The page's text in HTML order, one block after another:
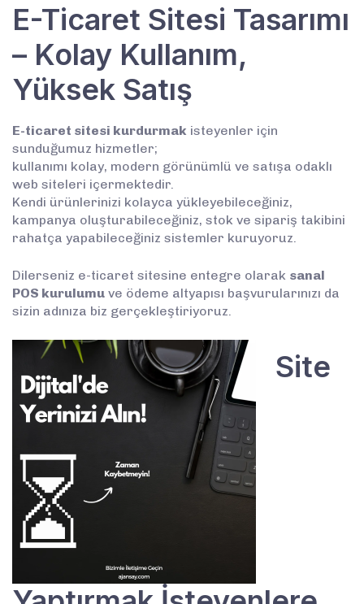
E-Ticaret Sitesi Tasarımı
– Kolay Kullanım,
Yüksek Satış
E-ticaret sitesi kurdurmak isteyenler için
sunduğumuz hizmetler;
kullanımı kolay, modern görünümlü ve satışa odaklı
web siteleri içermektedir.
Kendi ürünlerinizi kolayca yükleyebileceğiniz,
kampanya oluşturabileceğiniz, stok ve sipariş takibini
rahatça yapabileceğiniz sistemler kuruyoruz.
Dilerseniz e-ticaret sitesine entegre olarak sanal
POS kurulumu ve ödeme altyapısı başvurularınızı da
sizin adınıza biz gerçekleştiriyoruz.
Site